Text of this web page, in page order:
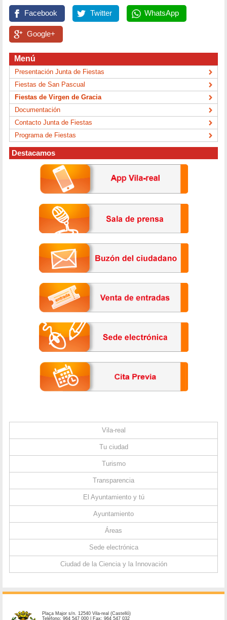
Facebook Twitter WhatsApp
Google+
Menú
Presentación Junta de Fiestas
Fiestas de San Pascual
Fiestas de Virgen de Gracia
Documentación
Contacto Junta de Fiestas
Programa de Fiestas
Destacamos
Vila-real
Tu ciudad
Turismo
Transparencia
El Ayuntamiento y tú
Ayuntamiento
Áreas
Sede electrónica
Ciudad de la Ciencia y la Innovación
Plaça Major s/n. 12540 Vila-real (Castelló)
Teléfono: 964 547 000 | Fax: 964 547 032